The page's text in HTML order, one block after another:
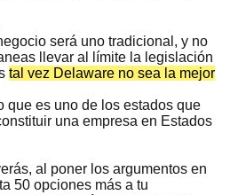
será uno tradicional, y no
llevar al límite la legislación
tal vez Delaware no sea la mejor
que es uno de los estados que
una empresa en Estados
al poner los argumentos en
50 opciones más a tu